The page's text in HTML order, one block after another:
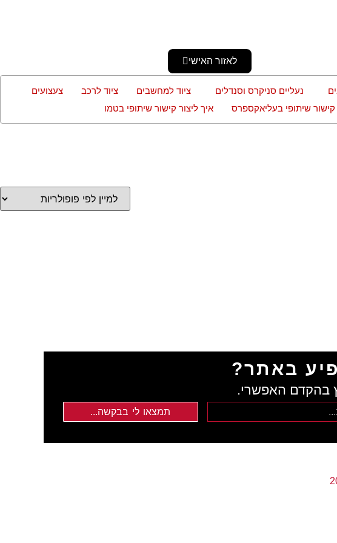
לאזור האישי
נעליים סניקרס וסנדלים ציוד למחשבים ציוד לרכב
צעצועים
קישור שיתופי בעליאקספרס איך ליצור קישור שיתופי בטמו
באתר?
בהקדם האפשרי.
תמצאו לי בבקשה...